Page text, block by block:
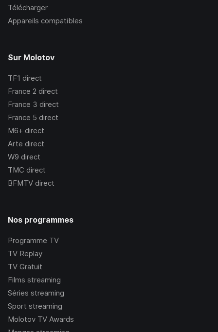
Télécharger
Appareils compatibles
Sur Molotov
TF1 direct
France 2 direct
France 3 direct
France 5 direct
M6+ direct
Arte direct
W9 direct
TMC direct
BFMTV direct
Nos programmes
Programme TV
TV Replay
TV Gratuit
Films streaming
Séries streaming
Sport streaming
Molotov TV Awards